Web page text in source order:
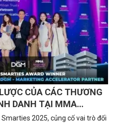
CỦA CÁC THƯƠNG
DANH TẠI MMA
LÝ “ALL ROADS LEAD
2025, củng cố vai trò đối